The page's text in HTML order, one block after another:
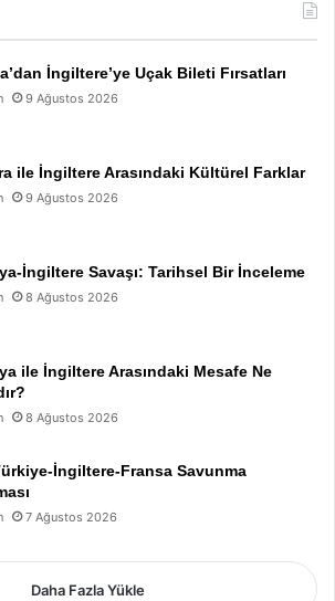
İngiltere’ye Uçak Bileti Fırsatları
9 Ağustos 2026
ile İngiltere Arasındaki Kültürel Farklar
9 Ağustos 2026
İngiltere Savaşı: Tarihsel Bir İnceleme
8 Ağustos 2026
ile İngiltere Arasındaki Mesafe Ne
8 Ağustos 2026
İngiltere-Fransa Savunma
7 Ağustos 2026
Daha Fazla Yükle